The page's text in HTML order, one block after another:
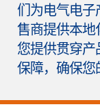
们为电气电
售商提供本地
您提供贯穿产
保障，确保您